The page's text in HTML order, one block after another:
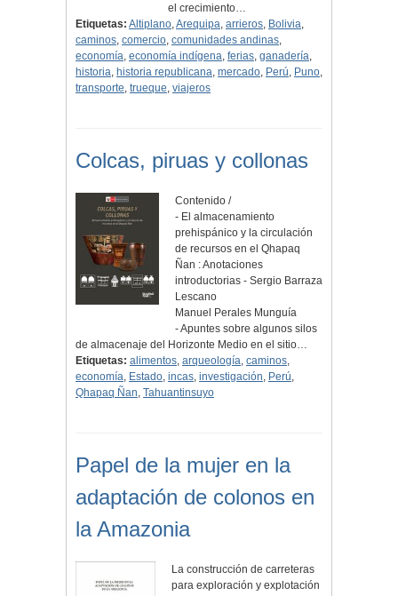
el crecimiento…
Etiquetas: Altiplano,Arequipa, arrieros, Bolivia,
caminos, comercio, comunidades andinas,
economía, economía indígena, ferias, ganadería,
historia, historia republicana, mercado, Perú, Puno,
transporte, trueque, viajeros
Colcas, piruas y collonas
Contenido /
- El almacenamiento
prehispánico y la circulación
de recursos en el Qhapaq
Ñan : Anotaciones
introductorias - Sergio Barraza
Lescano
Manuel Perales Munguía
- Apuntes sobre algunos silos
de almacenaje del Horizonte Medio en el sitio…
Etiquetas: alimentos, arqueología, caminos,
economía, Estado, incas, investigación, Perú,
Qhapaq Ñan, Tahuantinsuyo
Papel de la mujer en la
adaptación de colonos en
la Amazonia
La construcción de carreteras
para exploración y explotación